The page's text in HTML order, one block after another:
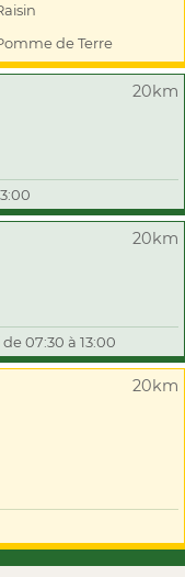
de Terre
20km
20km
07:30 à 13:00
20km